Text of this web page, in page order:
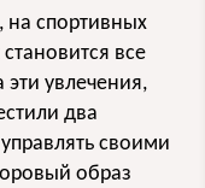
на спортивных
все
увлечения,
два
своими
образ